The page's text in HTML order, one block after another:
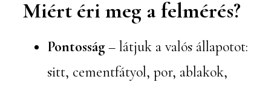
Miért éri meg a felmérés?
Pontosság – látjuk a valós állapotot:
sitt, cementfátyol, por, ablakok,